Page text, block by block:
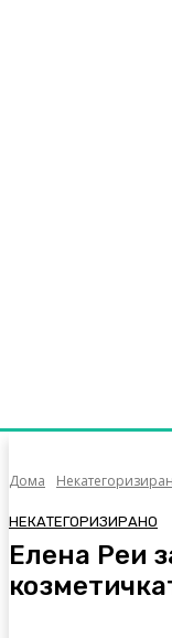
Дома
НЕКАТЕГОРИЗИРАНО
Елена Реи